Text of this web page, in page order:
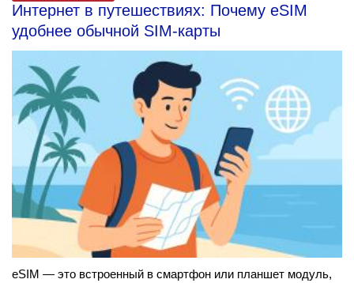
Интернет в путешествиях: Почему eSIM
удобнее обычной SIM-карты
eSIM — это встроенный в смартфон или планшет модуль,